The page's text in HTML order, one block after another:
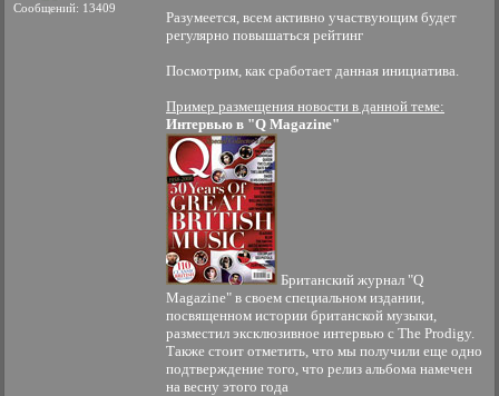
Сообщений: 13409
Разумеется, всем активно участвующим будет
регулярно повышаться рейтинг
Посмотрим, как сработает данная инициатива.
Пример размещения новости в данной теме:
Интервью в "Q Magazine"
Британский журнал "Q
Magazine" в своем специальном издании,
посвященном истории британской музыки,
разместил эксклюзивное интервью с The Prodigy.
Также стоит отметить, что мы получили еще одно
подтверждение того, что релиз альбома намечен
на весну этого года